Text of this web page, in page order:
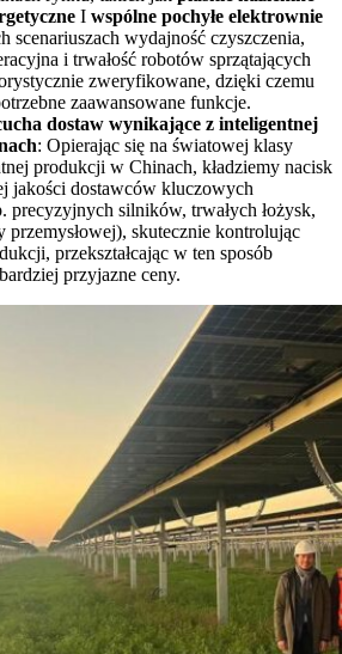
I wspólne pochyłe elektrownie
scenariuszach wydajność czyszczenia,
i trwałość robotów sprzątających
zweryfikowane, dzięki czemu
zaawansowane funkcje.
dostaw wynikające z inteligentnej
: Opierając się na światowej klasy
produkcji w Chinach, kładziemy nacisk
jakości dostawców kluczowych
precyzyjnych silników, trwałych łożysk,
przemysłowej), skutecznie kontrolując
przekształcając w ten sposób
przyjazne ceny.